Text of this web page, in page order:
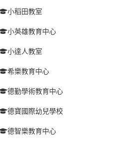
小稻田教室
小英雄教育中心
小達人教室
希樂教育中心
德勤學術教育中心
德寶國際幼兒學校
德智樂教育中心